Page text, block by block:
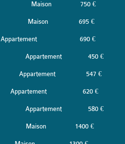
Maison 750 €
Maison 695 €
Appartement 690 €
Appartement 450 €
Appartement 547 €
Appartement 620 €
Appartement 580 €
Maison 1400 €